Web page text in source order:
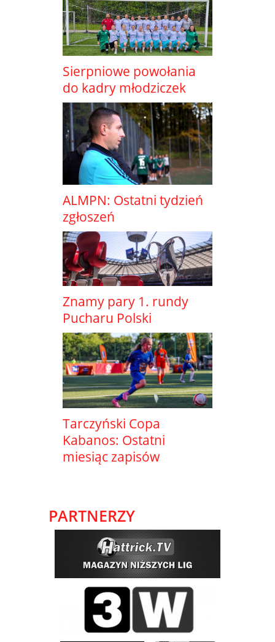
Sierpniowe powołania
do kadry młodziczek
ALMPN: Ostatni tydzień
zgłoszeń
Znamy pary 1. rundy
Pucharu Polski
Tarczyński Copa
Kabanos: Ostatni
miesiąc zapisów
PARTNERZY